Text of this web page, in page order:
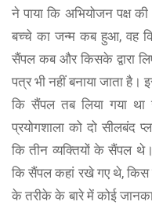
ने पाया कि अभियोजन पक्ष
बच्चे का जन्म कब हुआ, वह
सैंपल कब और किसके द्वारा
पत्र भी नहीं बनाया जाता
कि सैंपल तब लिया गया
प्रयोगशाला को दो सीलबंद
कि तीन व्यक्तियों के सैंपल थे।
कि सैंपल कहां रखे गए थे, किस
के तरीके के बारे में कोई